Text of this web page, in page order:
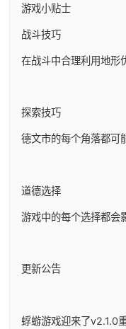
游戏小贴士
战斗技巧
在战斗中合理利用地形
探索技巧
德文市的每个角落都可
道德选择
游戏中的每个选择都会
更新公告
蜉蝣游戏迎来了v2.1.0